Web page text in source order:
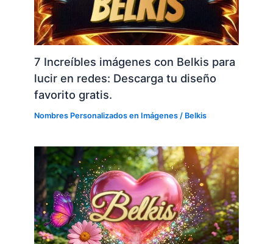
7 Increíbles imágenes con Belkis para
lucir en redes: Descarga tu diseño
favorito gratis.
Nombres Personalizados en Imágenes / Belkis